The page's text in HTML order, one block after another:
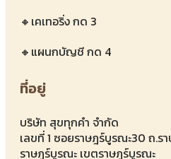
🔸เคเทอริ่ง กด 3
🔸แผนกบัญชี กด 4
ที่อยู่
บริษัท สุขทุกคำ จำกัด
เลขที่ 1 ซอยราษฎร์บูรณะ30 ถ.ร
ราษฎร์บูรณะ เขตราษฎร์บูรณะ